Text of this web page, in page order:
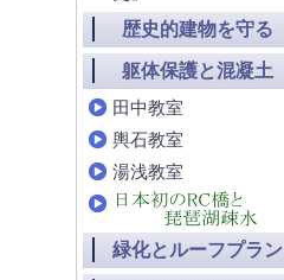
歴史的建物を守る
躯体保護と混凝土
田中教室
輿石教室
湯浅教室
緑化とルーフプラン